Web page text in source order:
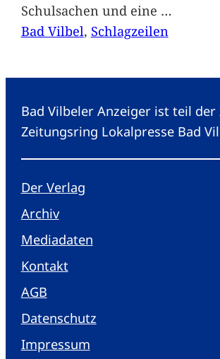
Schulsachen und eine …
Bad Vilbel, Schlagzeilen
Bad Vilbeler Anzeiger ist teil der
Zeitungsring Lokalpresse Bad
Der Verlag
Archiv
Mediadaten
Kontakt
AGB
Datenschutz
Impressum